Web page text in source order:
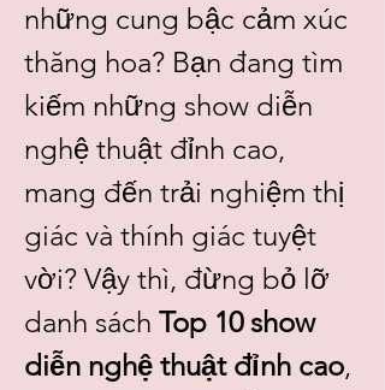
những cung bậc cảm xúc
thăng hoa? Bạn đang tìm
kiếm những show diễn
nghệ thuật đỉnh cao,
mang đến trải nghiệm thị
giác và thính giác tuyệt
vời? Vậy thì, đừng bỏ lỡ
danh sách Top 10 show
diễn nghệ thuật đỉnh cao,